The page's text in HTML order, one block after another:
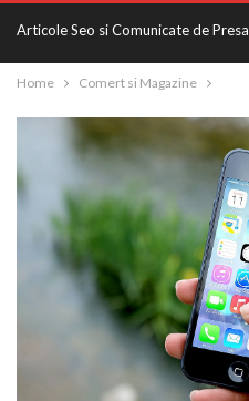
Articole Seo si Comunicate de Presa
Home Comert si Magazine